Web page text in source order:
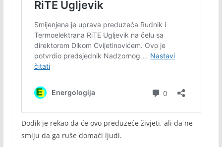
Dodik je rekao da će ovo preduzeće živjeti, ali da ne
smiju da ga ruše domaći ljudi.